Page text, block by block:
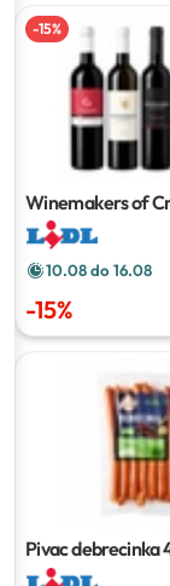
-15%
Winemakers of
l
10.08 do 16.08
-15%
Pivac debrecinka